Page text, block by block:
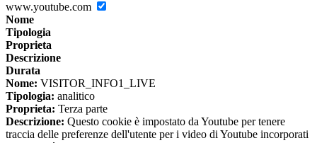
www.youtube.com
Nome
Tipologia
Proprieta
Descrizione
Durata
Nome: VISITOR_INFO1_LIVE
Tipologia: analitico
Proprieta: Terza parte
Descrizione: Questo cookie è impostato da Youtube per tenere
traccia delle preferenze dell'utente per i video di Youtube incorporati